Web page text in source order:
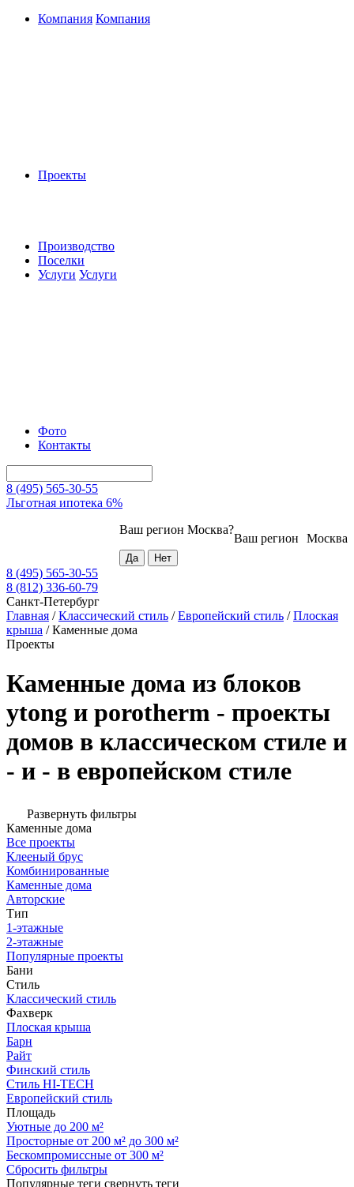
Компания Компания
Проекты
Производство
Поселки
Услуги Услуги
Фото
Контакты
8 (495) 565-30-55
Льготная ипотека 6%
Москва
Ваш регион
Ваш регион Москва?
8 (495) 565-30-55
8 (812) 336-60-79
Санкт-Петербург
Главная /Классический стиль /Европейский стиль /Плоская
крыша /Каменные дома
Проекты
Каменные дома из блоков
ytong и porotherm - проекты
домов в классическом стиле и
- и - в европейском стиле
Развернуть фильтры
Каменные дома
Все проекты
Клееный брус
Комбинированные
Каменные дома
Авторские
Тип
1-этажные
2-этажные
Популярные проекты
Бани
Стиль
Классический стиль
Фахверк
Плоская крыша
Барн
Райт
Финский стиль
Стиль HI-TECH
Европейский стиль
Площадь
Уютные до 200 м²
Просторные от 200 м² до 300 м²
Бескомпромиссные от 300 м²
Сбросить фильтры
Популярные теги свернуть теги